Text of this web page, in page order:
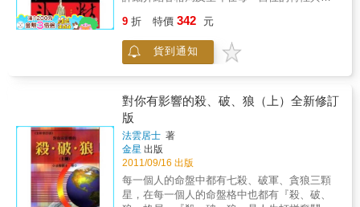
「紫微」，指的是北極星，是天上群星之首；
「斗」是古代二十八星宿之一，代指星斗；
「數」則代表「術數」，是古代預測術的常用
第一神數」。其推算以古代陰陽五行、干支理
論為基礎，以星曜為基本論斷元素，將人的出
生時間與當時的星空條件進行聯系，在統計的
基礎上進行演繹，並得出命理論斷。在古往今
來的所有預測術中，紫微斗數是最嚴密的，最
大氣的，也是最玄妙的，被冠為古代群數之
首。為了明晰紫微斗數的理論體系，展現其種
種特色，使之為今所用，本書在參考權威古本
9 折 特價 342 元
貨到通知
對你有影響的殺、破、狼（上）全新修訂
版
法雲居士 著
金星 出版
2011/09/16 出版
每一個人的命盤中都有七殺、破軍、貪狼三顆
星，在每一個人的命盤格中也都有『殺、破、